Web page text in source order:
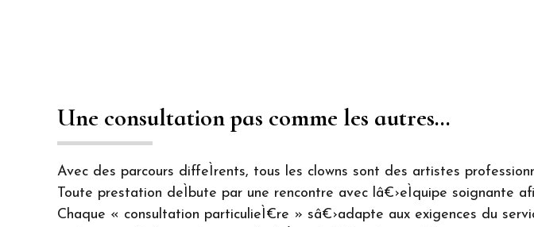
Une consultation pas comme les autres…
Avec des parcours diffeÌrents, tous les clowns sont des artistes
Toute prestation deÌbute par une rencontre avec lâ€›eÌquipe
Chaque « consultation particulieÌ€re » sâ€›adapte aux exigences du